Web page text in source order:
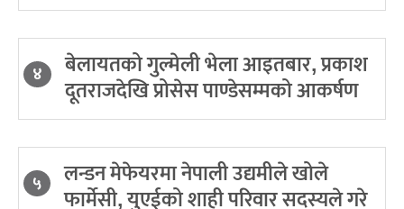
४ बेलायतको गुल्मेली भेला आइतबार, प्रकाश
दूतराजदेखि प्रोसेस पाण्डेसम्मको आकर्षण
५ लन्डन मेफेयरमा नेपाली उद्यमीले खोले
फार्मेसी, युएईको शाही परिवार सदस्यले गरे